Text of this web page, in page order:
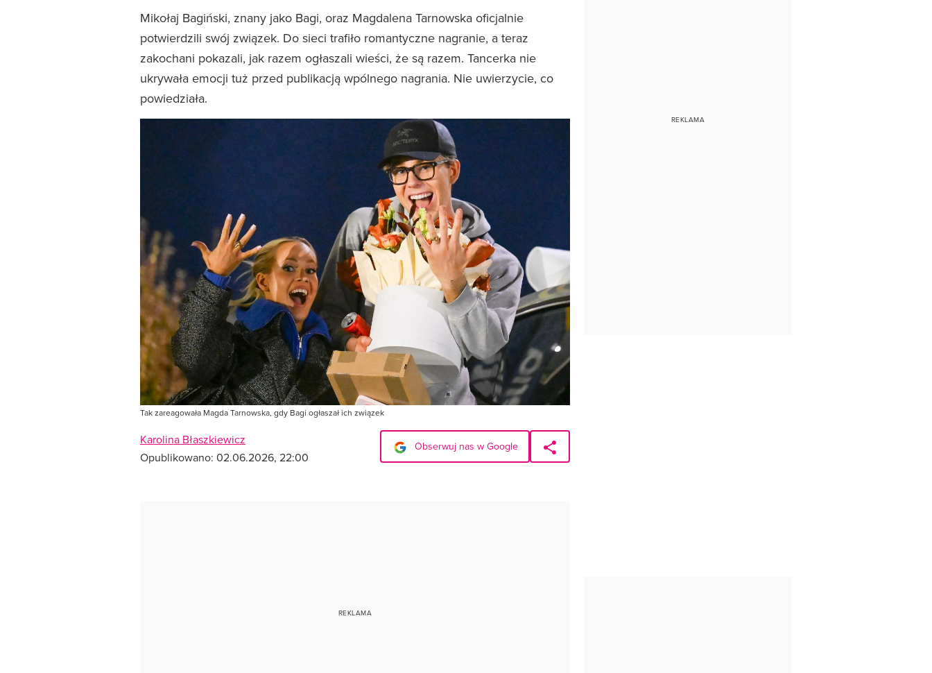
Mikołaj Bagiński, znany jako Bagi, oraz Magdalena Tarnowska oficjalnie
potwierdzili swój związek. Do sieci trafiło romantyczne nagranie, a teraz
zakochani pokazali, jak razem ogłaszali wieści, że są razem. Tancerka nie
ukrywała emocji tuż przed publikacją wpólnego nagrania. Nie uwierzycie, co
powiedziała.
Tak zareagowała Magda Tarnowska, gdy Bagi ogłaszał ich związek
Karolina Błaszkiewicz
Opublikowano: 02.06.2026, 22:00
Obserwuj nas w Google